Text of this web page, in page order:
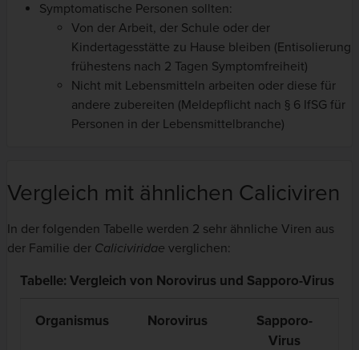
Symptomatische Personen sollten:
Von der Arbeit, der Schule oder der
Kindertagesstätte zu Hause bleiben (Entisolierung
frühestens nach 2 Tagen Symptomfreiheit)
Nicht mit Lebensmitteln arbeiten oder diese für
andere zubereiten (Meldepflicht nach § 6 IfSG für
Personen in der Lebensmittelbranche)
Vergleich mit ähnlichen Caliciviren
In der folgenden Tabelle werden 2 sehr ähnliche Viren aus
der Familie der Caliciviridae verglichen:
Tabelle: Vergleich von Norovirus und Sapporo-Virus
Organismus Norovirus
Sapporo-
Virus